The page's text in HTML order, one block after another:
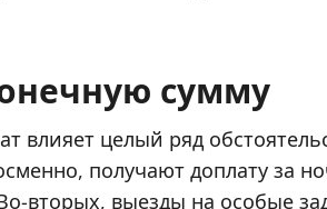
сумму
влияет целый ряд
получают доплату за
вторых, выезды на особые